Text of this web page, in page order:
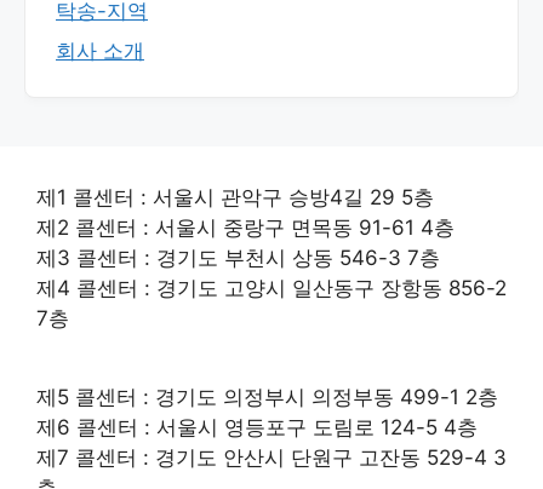
탁송-지역
회사 소개
제1 콜센터 : 서울시 관악구 승방4길 29 5층
제2 콜센터 : 서울시 중랑구 면목동 91-61 4층
제3 콜센터 : 경기도 부천시 상동 546-3 7층
제4 콜센터 : 경기도 고양시 일산동구 장항동 856-2
7층
제5 콜센터 : 경기도 의정부시 의정부동 499-1 2층
제6 콜센터 : 서울시 영등포구 도림로 124-5 4층
제7 콜센터 : 경기도 안산시 단원구 고잔동 529-4 3